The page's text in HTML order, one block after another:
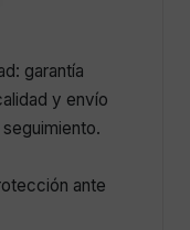
garantía
y envío
ante